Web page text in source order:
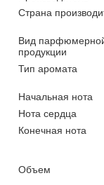
Страна
Вид
продукции
Тип аромата
Начальная нота
Нота сердца
Конечная нота
Объем